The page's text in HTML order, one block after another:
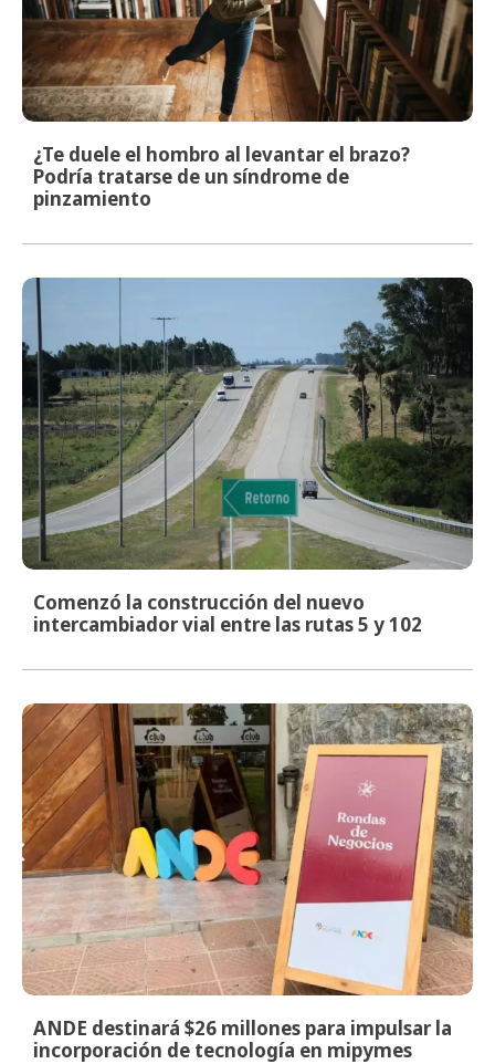
¿Te duele el hombro al levantar el brazo?
Podría tratarse de un síndrome de
pinzamiento
Comenzó la construcción del nuevo
intercambiador vial entre las rutas 5 y 102
ANDE destinará $26 millones para impulsar la
incorporación de tecnología en mipymes